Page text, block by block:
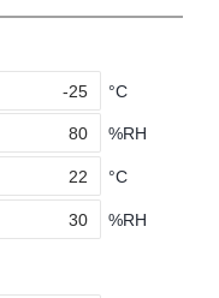
°C
%RH
°C
%RH